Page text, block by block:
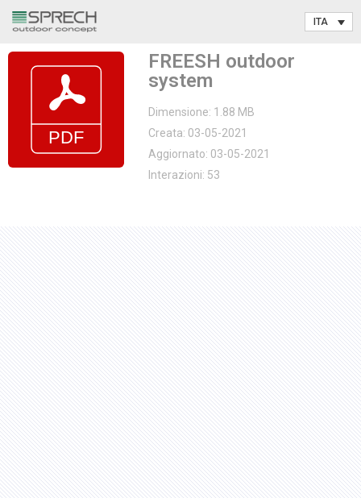
contenuto
FREESH outdoor
system
Dimensione: 1.88 MB
Creata: 03-05-2021
Aggiornato: 03-05-2021
Interazioni: 53